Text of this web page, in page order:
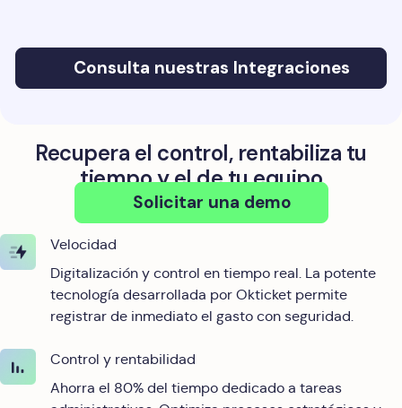
Consulta nuestras Integraciones
Recupera el control, rentabiliza tu
tiempo y el de tu equipo
Velocidad
Digitalización y control en tiempo real. La potente
tecnología desarrollada por Okticket permite
registrar de inmediato el gasto con seguridad.
Control y rentabilidad
Ahorra el 80% del tiempo dedicado a tareas
Solicitar una demo